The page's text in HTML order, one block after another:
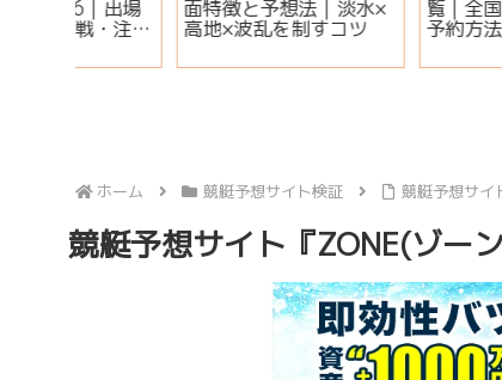
覧｜全国24場の料金・
予約方法・有料席を比較
する？高額当選者
場所と金運ジンクス
ホーム 競艇予想サイト検証 競艇予想サイ
競艇予想サイト『ZONE(ゾー